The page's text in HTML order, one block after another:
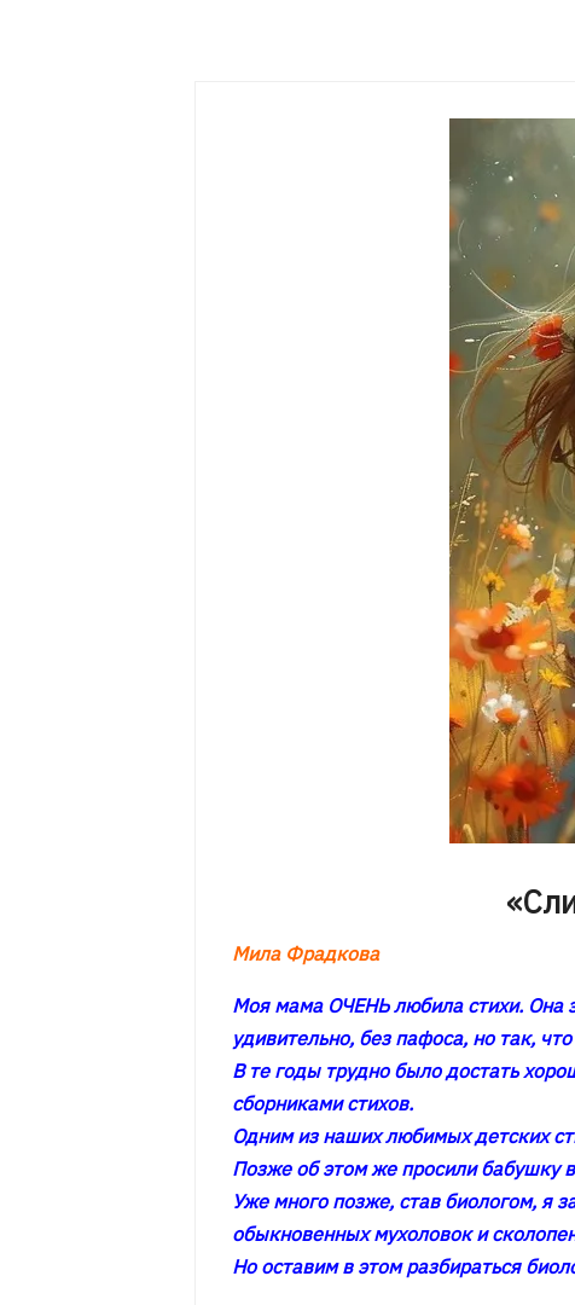
Мила Фрадкова
Моя мама ОЧЕНЬ любила стихи. Она
удивительно, без пафоса, но так,
В те годы трудно было достать
сборниками стихов.
Одним из наших любимых детских
Позже об этом же просили бабушку
Уже много позже, став биологом, я
обыкновенных мухоловок и
Но оставим в этом разбираться